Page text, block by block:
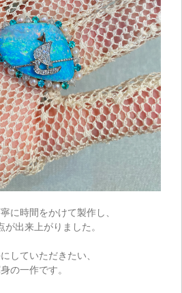
に時間をかけて製作し、
が出来上がりました。
していただきたい、
の一作です。